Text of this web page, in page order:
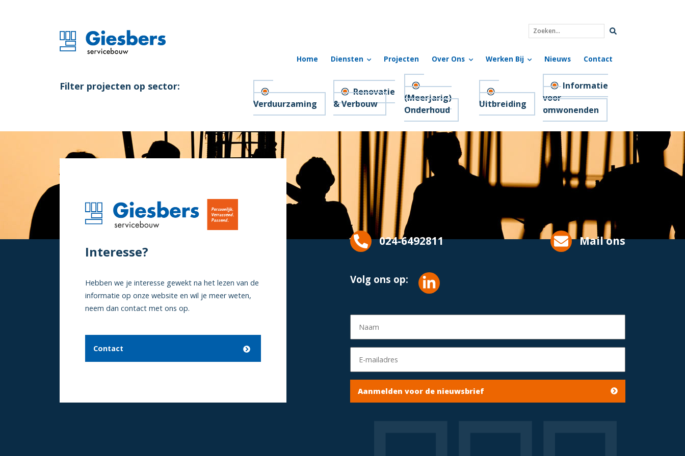
Zoeken...
Home Diensten Projecten Over Ons Werken Bij Nieuws Contact
Filter projecten op sector:
Verduurzaming
Renovatie
& Verbouw
(Meerjarig)
Onderhoud
Uitbreiding
Informatie
voor
omwonenden
Interesse?
Hebben we je interesse gewekt na het lezen van de
informatie op onze website en wil je meer weten,
neem dan contact met ons op.
Contact
024-6492811 Mail ons
Volg ons op:
Aanmelden voor de nieuwsbrief